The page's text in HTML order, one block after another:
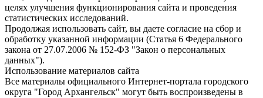
целях улучшения функционирования сайта и проведения
статистических исследований.
Продолжая использовать сайт, вы даете согласие на сбор и
обработку указанной информации (Статья 6 Федерального
закона от 27.07.2006 № 152-ФЗ "Закон о персональных
данных").
Использование материалов сайта
Все материалы официального Интернет-портала городского
округа "Город Архангельск" могут быть воспроизведены в